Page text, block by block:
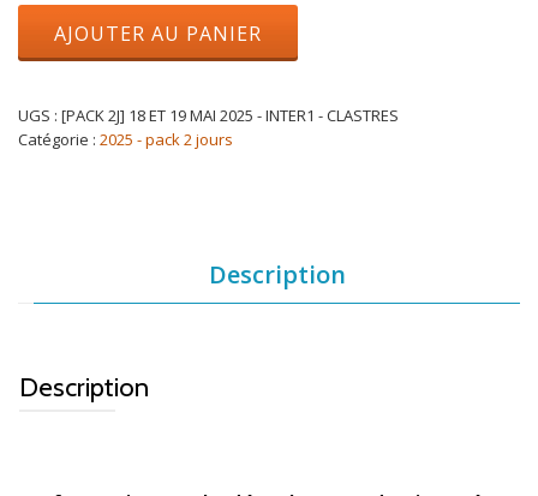
AJOUTER AU PANIER
UGS : [PACK 2J] 18 ET 19 MAI 2025 - INTER1 - CLASTRES
Catégorie : 2025 - pack 2 jours
Description
Description